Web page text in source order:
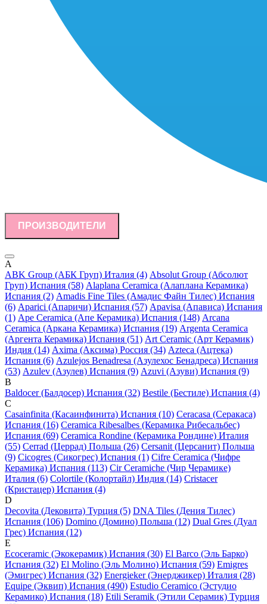
ПРОИЗВОДИТЕЛИ
A
ABK Group (АБК Груп) Италия (4) Absolut Group (Абсолют
Груп) Испания (58) Alaplana Ceramica (Алаплана Керамика)
Испания (2) Amadis Fine Tiles (Амадис Файн Тилес) Испания
(6) Aparici (Апаричи) Испания (57) Apavisa (Апависа) Испания
(1) Ape Ceramica (Апе Керамика) Испания (148) Arcana
Ceramica (Аркана Керамика) Испания (19) Argenta Ceramica
(Аргента Керамика) Испания (51) Art Ceramic (Арт Керамик)
Индия (14) Axima (Аксима) Россия (34) Azteca (Ацтека)
Испания (6) Azulejos Benadresa (Азулехос Бенадреса) Испания
(53) Azulev (Азулев) Испания (9) Azuvi (Азуви) Испания (9)
B
Baldocer (Балдосер) Испания (32) Bestile (Бестиле) Испания (4)
C
Casainfinita (Касаинфинита) Испания (10) Ceracasa (Серакаса)
Испания (16) Ceramica Ribesalbes (Керамика Рибесальбес)
Испания (69) Ceramica Rondine (Керамика Рондине) Италия
(55) Cerrad (Церрад) Польша (26) Cersanit (Церсанит) Польша
(9) Cicogres (Сикогрес) Испания (1) Cifre Ceramica (Чифре
Керамика) Испания (113) Cir Ceramiche (Чир Черамике)
Италия (6) Colortile (Колортайл) Индия (14) Cristacer
(Кристацер) Испания (4)
D
Decovita (Дековита) Турция (5) DNA Tiles (Дения Тилес)
Испания (106) Domino (Домино) Польша (12) Dual Gres (Дуал
Грес) Испания (12)
E
Ecoceramic (Экокерамик) Испания (30) El Barco (Эль Барко)
Испания (32) El Molino (Эль Молино) Испания (59) Emigres
(Эмигрес) Испания (32) Energieker (Энерджикер) Италия (28)
Equipe (Эквип) Испания (490) Estudio Ceramico (Эстудио
Керамико) Испания (18) Etili Seramik (Этили Серамик) Турция